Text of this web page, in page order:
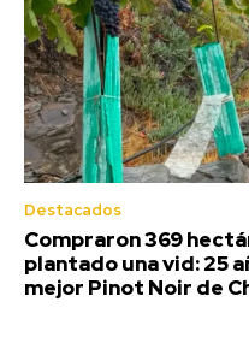
Destacados
Compraron 369
plantado una vid: 25
mejor Pinot Noir de